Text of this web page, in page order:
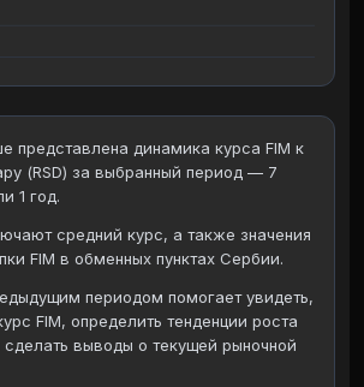
представлена динамика курса FIM к
(RSD) за выбранный период — 7
1 год.
средний курс, а также значения
FIM в обменных пунктах Сербии.
периодом помогает увидеть,
FIM, определить тенденции роста
выводы о текущей рыночной